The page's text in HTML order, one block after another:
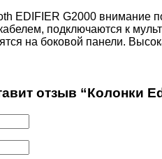
EDIFIER G2000 внимание
подключаются к
на боковой панели.
отзыв “Колонки